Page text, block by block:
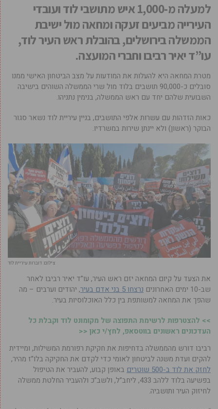
למעלה מ-1,000 איש מתושבי לוד ועובדי
העירייה מביעים זעקה ומחאה מול ישיבת
הממשלה בירושלים, בהובלת ראש העיר לוד,
עו”ד יאיר רביבו וחברי המועצה.
מטרת המחאה היא להעלות את המודעות על מצב הביטחון האישי ממנו
סובלים כ-90,000 תושבים בלוד מול שרי הממשלה השוהים בישיבה
השבועית שלהם יחד עם ראש הממשלה, בנימין נתניהו.
כאות הזדהות עם עשרות אלפי התושבים, בניין עיריית לוד נשאר סגור
הבוקר (ראשון) ולא יינתן שירות במשרדיו.
צילום: דוברות עיריית לוד
את הצעד על קיום המחאה יזם ראש העיר, עו”ד יאיר רביבו לאחר
שב-10 ימים האחרונים
נרצחו 5 בני אדם בעיר
, יהודים וערבים – מה
שהפך את המחאה למשותפת בין כלל האוכלוסיות בעיר.
>> להצטרפות לרשימת התפוצה של מקומונט לוד וקבלת כל
העדכונים ראשונים בווטסאפ, לחץ/י כאן <<
רביבו דורש מהממשלה בדחיפות את חקיקת רפורמת המשילות, ומיידית
להקים ועדת משנה לביטחון לאומי כדי לקדם את החקיקה בלו”ז מהיר,
לחזק את לוד ב-500 שוטרים
באופן קבוע, להעביר את הטיפול
בפשיעה בלוד ללהב 433, ליחב”ל, ולשב”כ ולהעביר החלטת ממשלה
לחיזוק העיר ותושביה.